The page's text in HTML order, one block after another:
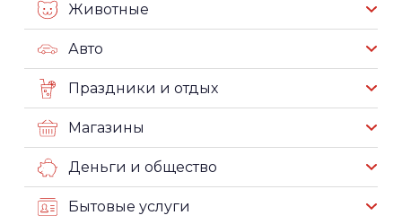
Животные
Авто
Праздники и отдых
Магазины
Деньги и общество
Бытовые услуги